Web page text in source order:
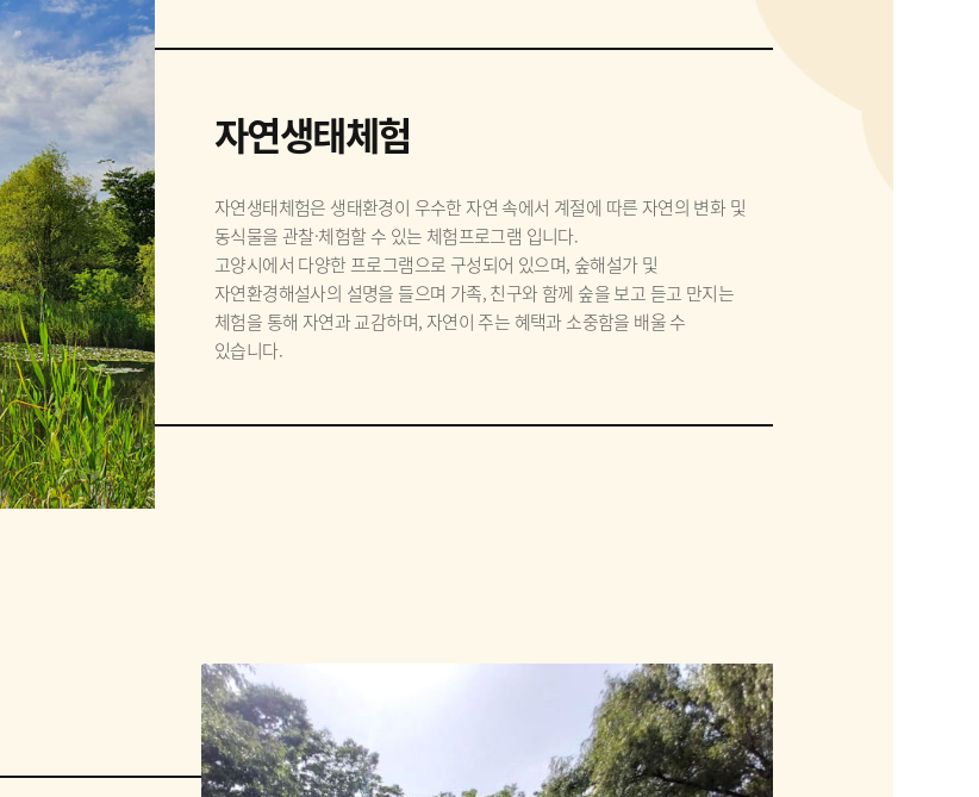
자연생태체험
자연생태체험은 생태환경이 우수한 자연 속에서 계절에 따른 자연의 변화 및
동식물을 관찰·체험할 수 있는 체험프로그램 입니다.
고양시에서 다양한 프로그램으로 구성되어 있으며, 숲해설가 및
자연환경해설사의 설명을 들으며 가족, 친구와 함께 숲을 보고 듣고 만지는
체험을 통해 자연과 교감하며, 자연이 주는 혜택과 소중함을 배울 수
있습니다.